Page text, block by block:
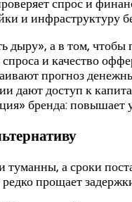
спрос и
и инфраструктуру
дыру», а в том, чтобы
и качество
прогноз
дают доступ к
бренда:
туманны, а сроки
прощает